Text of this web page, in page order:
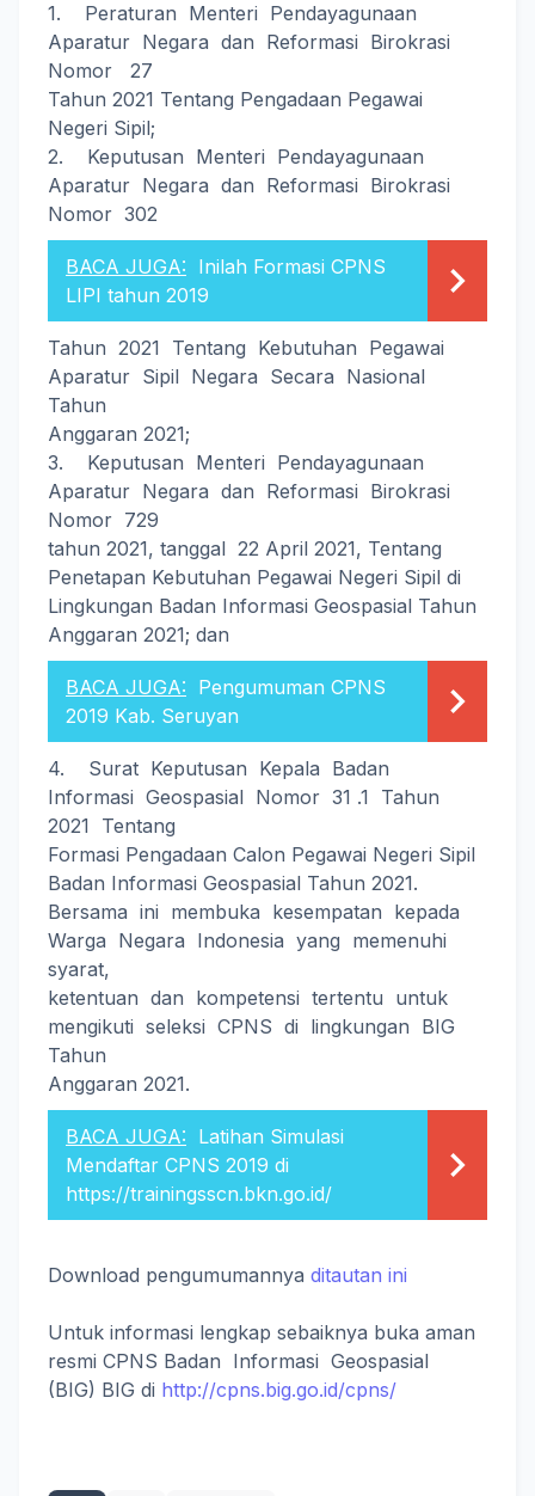
1. Peraturan Menteri Pendayagunaan
Aparatur Negara dan Reformasi Birokrasi
Nomor 27
Tahun 2021 Tentang Pengadaan Pegawai
Negeri Sipil;
2. Keputusan Menteri Pendayagunaan
Aparatur Negara dan Reformasi Birokrasi
Nomor 302
BACA JUGA: Inilah Formasi CPNS
LIPI tahun 2019
Tahun 2021 Tentang Kebutuhan Pegawai
Aparatur Sipil Negara Secara Nasional
Tahun
Anggaran 2021;
3. Keputusan Menteri Pendayagunaan
Aparatur Negara dan Reformasi Birokrasi
Nomor 729
tahun 2021, tanggal 22 April 2021, Tentang
Penetapan Kebutuhan Pegawai Negeri Sipil di
Lingkungan Badan Informasi Geospasial Tahun
Anggaran 2021; dan
BACA JUGA: Pengumuman CPNS
2019 Kab. Seruyan
4. Surat Keputusan Kepala Badan
Informasi Geospasial Nomor 31 .1 Tahun
2021 Tentang
Formasi Pengadaan Calon Pegawai Negeri Sipil
Badan Informasi Geospasial Tahun 2021.
Bersama ini membuka kesempatan kepada
Warga Negara Indonesia yang memenuhi
syarat,
ketentuan dan kompetensi tertentu untuk
mengikuti seleksi CPNS di lingkungan BIG
Tahun
Anggaran 2021.
BACA JUGA: Latihan Simulasi
Mendaftar CPNS 2019 di
https://trainingsscn.bkn.go.id/
Download pengumumannya ditautan ini
Untuk informasi lengkap sebaiknya buka aman
resmi CPNS Badan Informasi Geospasial
(BIG) BIG di http://cpns.big.go.id/cpns/